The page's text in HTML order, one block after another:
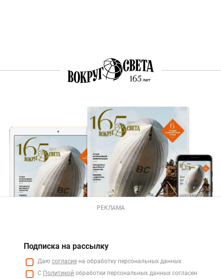
РЕКЛАМА
Подписка на рассылку
Даю согласие на обработку персональных данных
С Политикой обработки персональных данных согласен